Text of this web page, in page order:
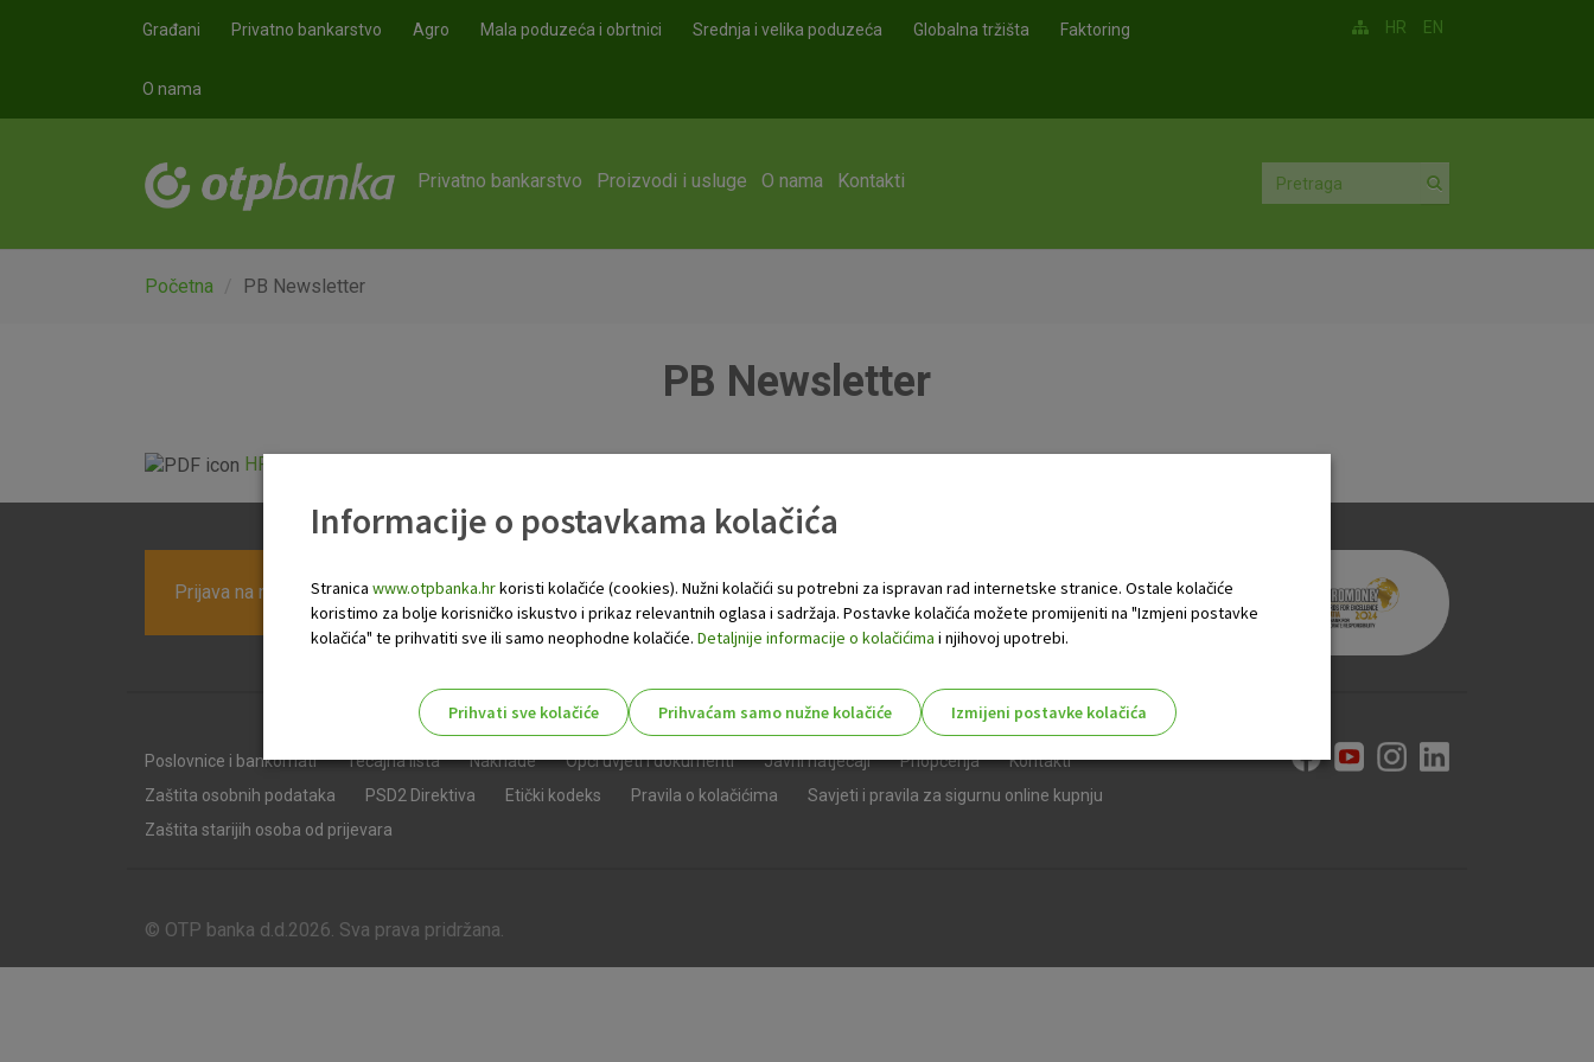
Građani Privatno bankarstvo Agro Mala poduzeća i obrtnici Srednja i velika poduzeća Globalna tržišta Faktoring
O nama
HR EN
Privatno bankarstvo Proizvodi i usluge O nama Kontakti
Početna PB Newsletter
PB Newsletter
HR Newsletter 29 04 2021.pdf
Prijava na newsletter OTP banke
Poslovnice i bankomati Tečajna lista Naknade Opći uvjeti i dokumenti Javni natječaji Priopćenja
Kontakti
Zaštita osobnih podataka
PSD2 Direktiva Etički kodeks Pravila o kolačićima
Savjeti i pravila za sigurnu online kupnju
Zaštita starijih osoba od prijevara
© OTP banka d.d.2026. Sva prava pridržana.
Informacije o postavkama kolačića
Stranica www.otpbanka.hrkoristi kolačiće (cookies). Nužni kolačići su potrebni za ispravan rad internetske stranice. Ostale kolačiće
koristimo za bolje korisničko iskustvo i prikaz relevantnih oglasa i sadržaja. Postavke kolačića možete promijeniti na "Izmjeni postavke
kolačića" te prihvatiti sve ili samo neophodne kolačiće. Detaljnije informacije o kolačićima i njihovoj upotrebi.
Prihvati sve kolačiće Prihvaćam samo nužne kolačiće
Izmijeni postavke kolačića